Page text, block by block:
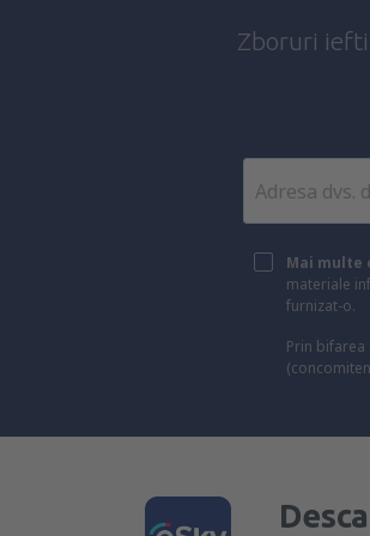
Zboruri
Mai multe
materiale
furnizat-o.
Prin